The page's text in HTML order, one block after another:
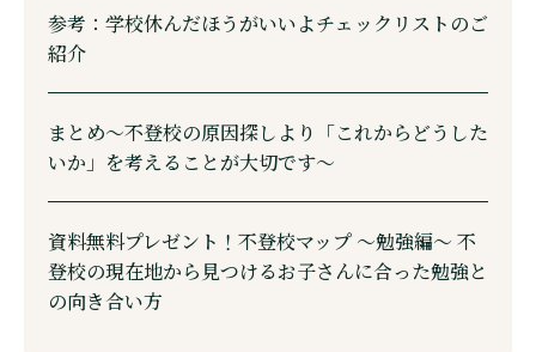
参考：学校休んだほうがいいよチェックリストのご
紹介
まとめ〜不登校の原因探しより「これからどうした
いか」を考えることが大切です〜
資料無料プレゼント！不登校マップ 〜勉強編～ 不
登校の現在地から見つけるお子さんに合った勉強と
の向き合い方